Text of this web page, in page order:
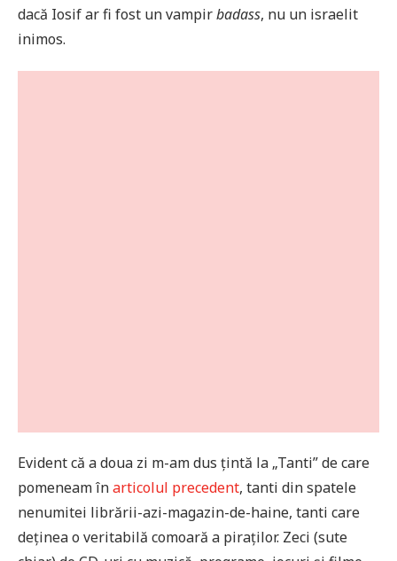
dacă Iosif ar fi fost un vampirbadass, nu un israelit
inimos.
Evident că a doua zi m-am dus țintă la „Tanti” de care
pomeneam înarticolul precedent, tanti din spatele
nenumitei librării-azi-magazin-de-haine, tanti care
deținea o veritabilă comoară a piraților. Zeci (sute